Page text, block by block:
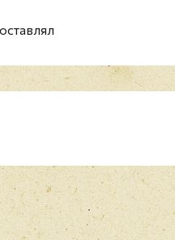
(5:08)
(4:12)
E-mail